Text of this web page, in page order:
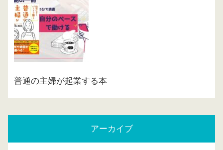
普通の主婦が起業する本
アーカイブ